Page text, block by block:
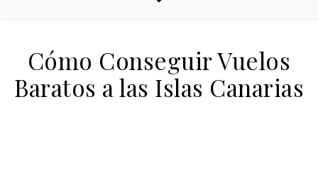
Cómo Conseguir Vuelos
Baratos a las Islas Canarias